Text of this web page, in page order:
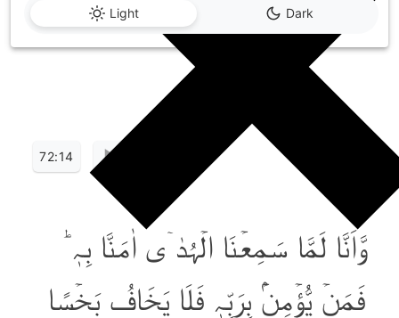
Light Dark
72:14
وَّاَنَّا لَمَّا سَمِعۡنَا الۡہُدٰۤی اٰمَنَّا بِہٖ ؕ
فَمَنۡ یُّؤۡمِنۡۢ بِرَبِّہٖ فَلَا یَخَافُ بَخۡسًا